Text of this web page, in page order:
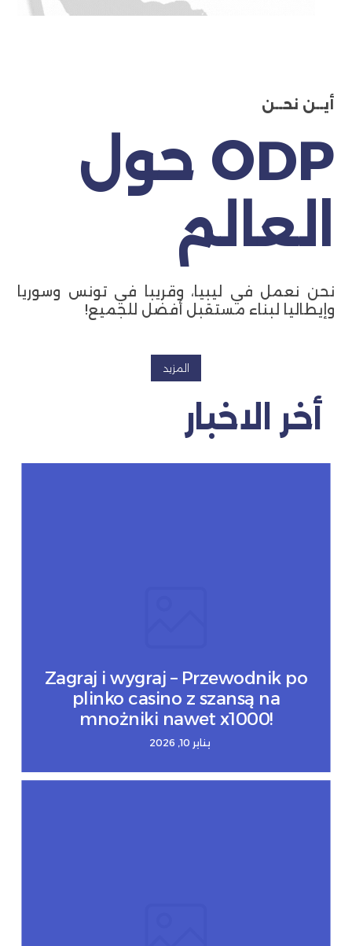
أيــن نحــن
ODP حول
العالم
نحن نعمل في ليبيا، وقريبا في تونس وسوريا
وإيطاليا لبناء مستقبل أفضل للجميع!
المزيد
أخر الاخبار
Zagraj i wygraj – Przewodnik po
plinko casino z szansą na
mnożniki nawet x1000!
يناير 10, 2026